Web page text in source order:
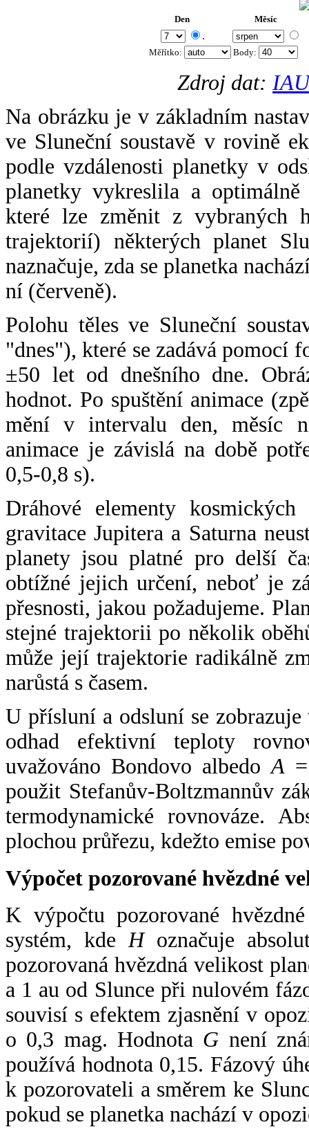
Den Měsíc
.
Měřítko: Body:
Zdroj dat:
Na obrázku je v základním
ve Sluneční soustavě v rovině
podle vzdálenosti planetky v
planetky vykreslila a
které lze změnit z vybraných
trajektorií) některých planet
naznačuje, zda se planetka
ní (červeně).
Polohu těles ve Sluneční
"dnes"), které se zadává pomocí
±50 let od dnešního dne.
hodnot. Po spuštění animace
mění v intervalu den, měsíc
animace je závislá na době
0,5-0,8 s).
Dráhové elementy
gravitace Jupitera a Saturna
planety jsou platné pro delší
obtížné jejich určení, neboť je
přesnosti, jakou požadujeme.
stejné trajektorii po několik
může její trajektorie radikálně
narůstá s časem.
U přísluní a odsluní se
odhad efektivní teploty
uvažováno Bondovo albedoA
použit Stefanův-Boltzmannův
termodynamické rovnováze.
plochou průřezu, kdežto emise
Výpočet pozorované hvězdné
K výpočtu pozorované
systém, kde Hoznačuje
pozorovaná hvězdná velikost
a 1 au od Slunce při nulovém
souvisí s efektem zjasnění v
o 0,3 mag. Hodnota G není
používá hodnota 0,15. Fázový
k pozorovateli a směrem ke
pokud se planetka nachází v